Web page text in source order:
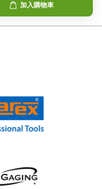
加入購物車